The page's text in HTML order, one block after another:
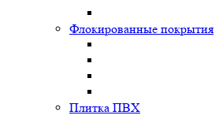
Флокированные покрытия
Плитка ПВХ